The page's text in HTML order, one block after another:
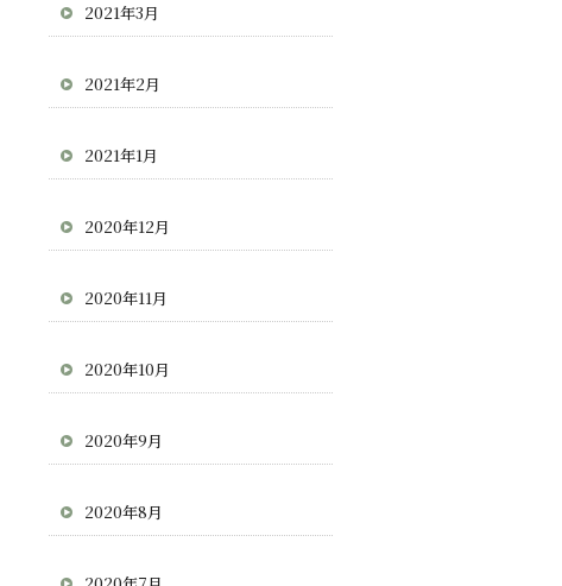
2021年3月
2021年2月
2021年1月
2020年12月
2020年11月
2020年10月
2020年9月
2020年8月